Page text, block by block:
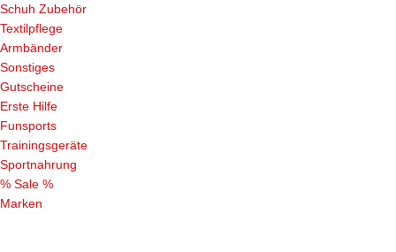
Schuh Zubehör
Textilpflege
Armbänder
Sonstiges
Gutscheine
Erste Hilfe
Funsports
Trainingsgeräte
Sportnahrung
% Sale %
Marken